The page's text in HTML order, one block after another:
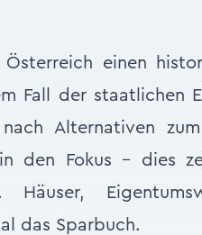
einen
Fall der staatlichen
Alternativen
den Fokus – dies
das Sparbuch.